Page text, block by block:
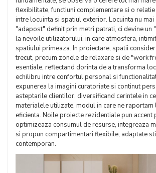
flexibilitate, functiuni complementare si o
intre locuinta si spatiul exterior. Locuinta nu mai
"adapost" definit prin metri patrati, ci devine un
la nevoile utilizatorului, in care atmosfera,
spatiului primeaza. In proiectare, spatii
trecut, precum zonele de relaxare si de "work
esentiale, reflectand dorinta de a transforma
echilibru intre confortul personal si
expunerea la imagini curatoriate si continut
asteptarile clientilor, diversificand cerintele in
materialele utilizate, modul in care ne raportam
eficienta. Noile proiecte rezidentiale pun accent
optimizeaza consumul de resurse, integreaza
si propun compartimentari flexibile, adaptate
contemporan.